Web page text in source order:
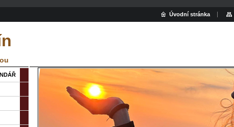
Úvodní stránka